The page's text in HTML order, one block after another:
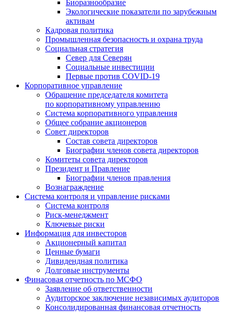
Биоразнообразие
Экологические показатели по зарубежным
активам
Кадровая политика
Промышленная безопасность и охрана труда
Социальная стратегия
Север для Северян
Социальные инвестиции
Первые против COVID‑19
Корпоративное управление
Обращение председателя комитета
по корпоративному управлению
Система корпоративного управления
Общее собрание акционеров
Совет директоров
Состав совета директоров
Биографии членов совета директоров
Комитеты совета директоров
Президент и Правление
Биографии членов правления
Вознаграждение
Система контроля и управление рисками
Система контроля
Риск-менеджмент
Ключевые риски
Информация для инвесторов
Акционерный капитал
Ценные бумаги
Дивидендная политика
Долговые инструменты
Финасовая отчетность по МСФО
Заявление об ответственности
Аудиторское заключение независимых аудиторов
Консолидированная финансовая отчетность